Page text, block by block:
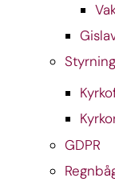
GDPR